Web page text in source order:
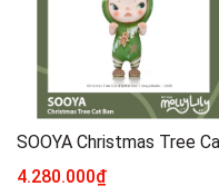
4.280.000₫